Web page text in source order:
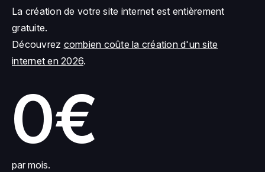
La création de votre site internet est entièrement
gratuite.
Découvrez combien coûte la création d'un site
internet en 2026.
0€
par mois.